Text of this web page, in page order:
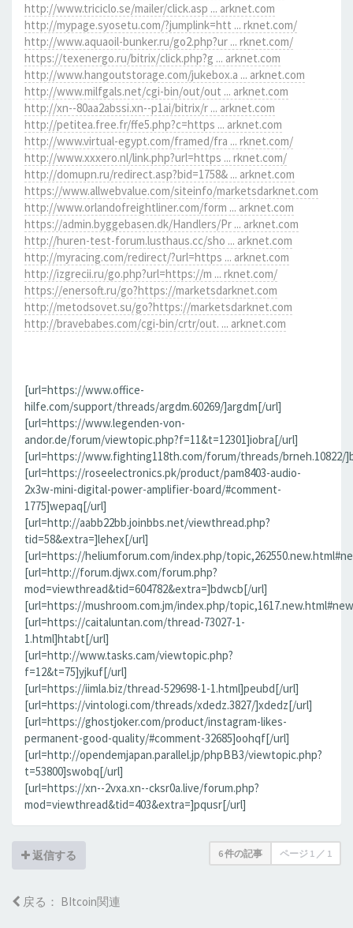
http://www.triciclo.se/mailer/click.asp ... arknet.com
http://mypage.syosetu.com/?jumplink=htt ... rknet.com/
http://www.aquaoil-bunker.ru/go2.php?ur ... rknet.com/
https://texenergo.ru/bitrix/click.php?g ... arknet.com
http://www.hangoutstorage.com/jukebox.a ... arknet.com
http://www.milfgals.net/cgi-bin/out/out ... arknet.com
http://xn--80aa2abssi.xn--p1ai/bitrix/r ... arknet.com
http://petitea.free.fr/ffe5.php?c=https ... arknet.com
http://www.virtual-egypt.com/framed/fra ... rknet.com/
http://www.xxxero.nl/link.php?url=https ... rknet.com/
http://domupn.ru/redirect.asp?bid=1758& ... arknet.com
https://www.allwebvalue.com/siteinfo/marketsdarknet.com
http://www.orlandofreightliner.com/form ... arknet.com
https://admin.byggebasen.dk/Handlers/Pr ... arknet.com
http://huren-test-forum.lusthaus.cc/sho ... arknet.com
http://myracing.com/redirect/?url=https ... arknet.com
http://izgrecii.ru/go.php?url=https://m ... rknet.com/
https://enersoft.ru/go?https://marketsdarknet.com
http://metodsovet.su/go?https://marketsdarknet.com
http://bravebabes.com/cgi-bin/crtr/out. ... arknet.com
[url=https://www.office-
hilfe.com/support/threads/argdm.60269/]argdm[/url]
[url=https://www.legenden-von-
andor.de/forum/viewtopic.php?f=11&t=12301]iobra[/url]
[url=https://www.fighting118th.com/forum/threads/brneh.10822/
[url=https://roseelectronics.pk/product/pam8403-audio-
2x3w-mini-digital-power-amplifier-board/#comment-
1775]wepaq[/url]
[url=http://aabb22bb.joinbbs.net/viewthread.php?
tid=58&extra=]lehex[/url]
[url=https://heliumforum.com/index.php/
[url=http://forum.djwx.com/forum.php?
mod=viewthread&tid=604782&extra=]bdwcb[/url]
[url=https://mushroom.com.jm/index.php/
[url=https://caitaluntan.com/thread-73027-1-
1.html]htabt[/url]
[url=http://www.tasks.cam/viewtopic.php?
f=12&t=75]yjkuf[/url]
[url=https://iimla.biz/thread-529698-1-1.html]peubd[/url]
[url=https://vintologi.com/threads/xdedz.3827/]xdedz[/url]
[url=https://ghostjoker.com/product/instagram-likes-
permanent-good-quality/#comment-32685]oohqf[/url]
[url=http://opendemjapan.parallel.jp/phpBB3/viewtopic.php?
t=53800]swobq[/url]
[url=https://xn--2vxa.xn--cksr0a.live/forum.php?
mod=viewthread&tid=403&extra=]pqusr[/url]
返信する 6 件の記事 ページ 1 ／ 1
戻る： BItcoin関連